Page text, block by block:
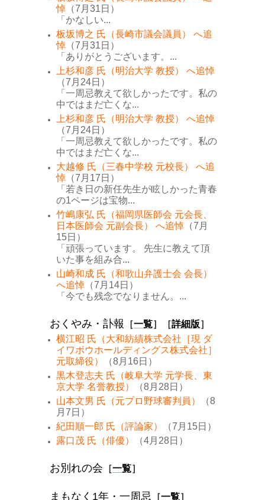
悼 （7月31日）
「かなしい...
板坂博之 氏（長崎市議会議員） へ追
悼 （7月31日）
「ありがとうございます。...
上杉和彦 氏（明治大学 教授） へ追悼
（7月24日）
「一周忌教えて欲しかったです。私の
中ではまだ亡くな...
上杉和彦 氏（明治大学 教授） へ追悼
（7月24日）
「一周忌教えて欲しかったです。私の
中ではまだ亡くな...
大越修 氏（三春中学校 元校長） へ追
悼 （7月17日）
「若き日の新任先生が眩しかった青春
の1ページは宝物...
竹嶋康弘 氏（福岡県医師会 元会長、
日本医師会 元副会長） へ追悼 （7月
15日）
「頑張っています。 先生に教えて頂
いた事を組み合...
山崎和成 氏（和歌山弁護士会 会長）
へ追悼 （7月14日）
「今でも残念でなりません。...
おくやみ・訃報 ［一覧］［詳細版］
横江昭 氏（大和紡績株式会社［現 ダ
イワボウホールディングス株式会社］
元取締役）
（8月16日）
黒木登志夫 氏（岐阜大学 元学長、東
京大学 名誉教授）
（8月28日）
山本文男 氏（元プロ野球審判員）
（8
月7日）
紀田順一郎 氏（評論家）
（7月15日）
露口茂 氏（俳優）
（4月28日）
お別れの会 ［一覧］
まもなく1年・一周忌 ［一覧］